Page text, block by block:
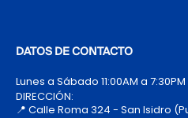
DATOS DE CONTACTO
Lunes a Sábado 11:00AM a 7:30PM
DIRECCIÓN:
📍 Calle Roma 324 - San Isidro